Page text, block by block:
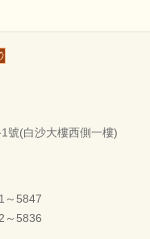
號(白沙大樓西側一樓)
～5847
～5836